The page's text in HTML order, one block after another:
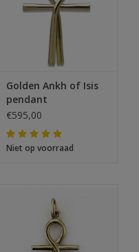
Golden Ankh of Isis
pendant
€595,00
Niet op voorraad